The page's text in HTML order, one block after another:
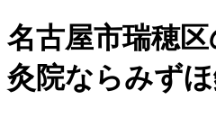
名古屋市瑞穂
灸院ならみず